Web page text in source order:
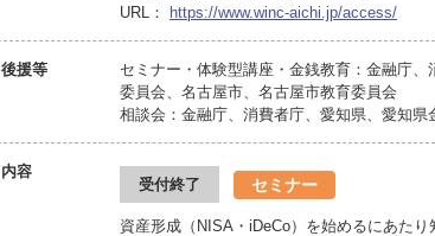
URL：
https://www.winc-aichi.jp/access/
後援等
セミナー・体験型講座・金銭教育：金融庁
委員会、名古屋市、名古屋市教育委員会
相談会：金融庁、消費者庁、愛知県、愛知
内容
受付終了 セミナー
資産形成（NISA・iDeCo）を始めるにあた